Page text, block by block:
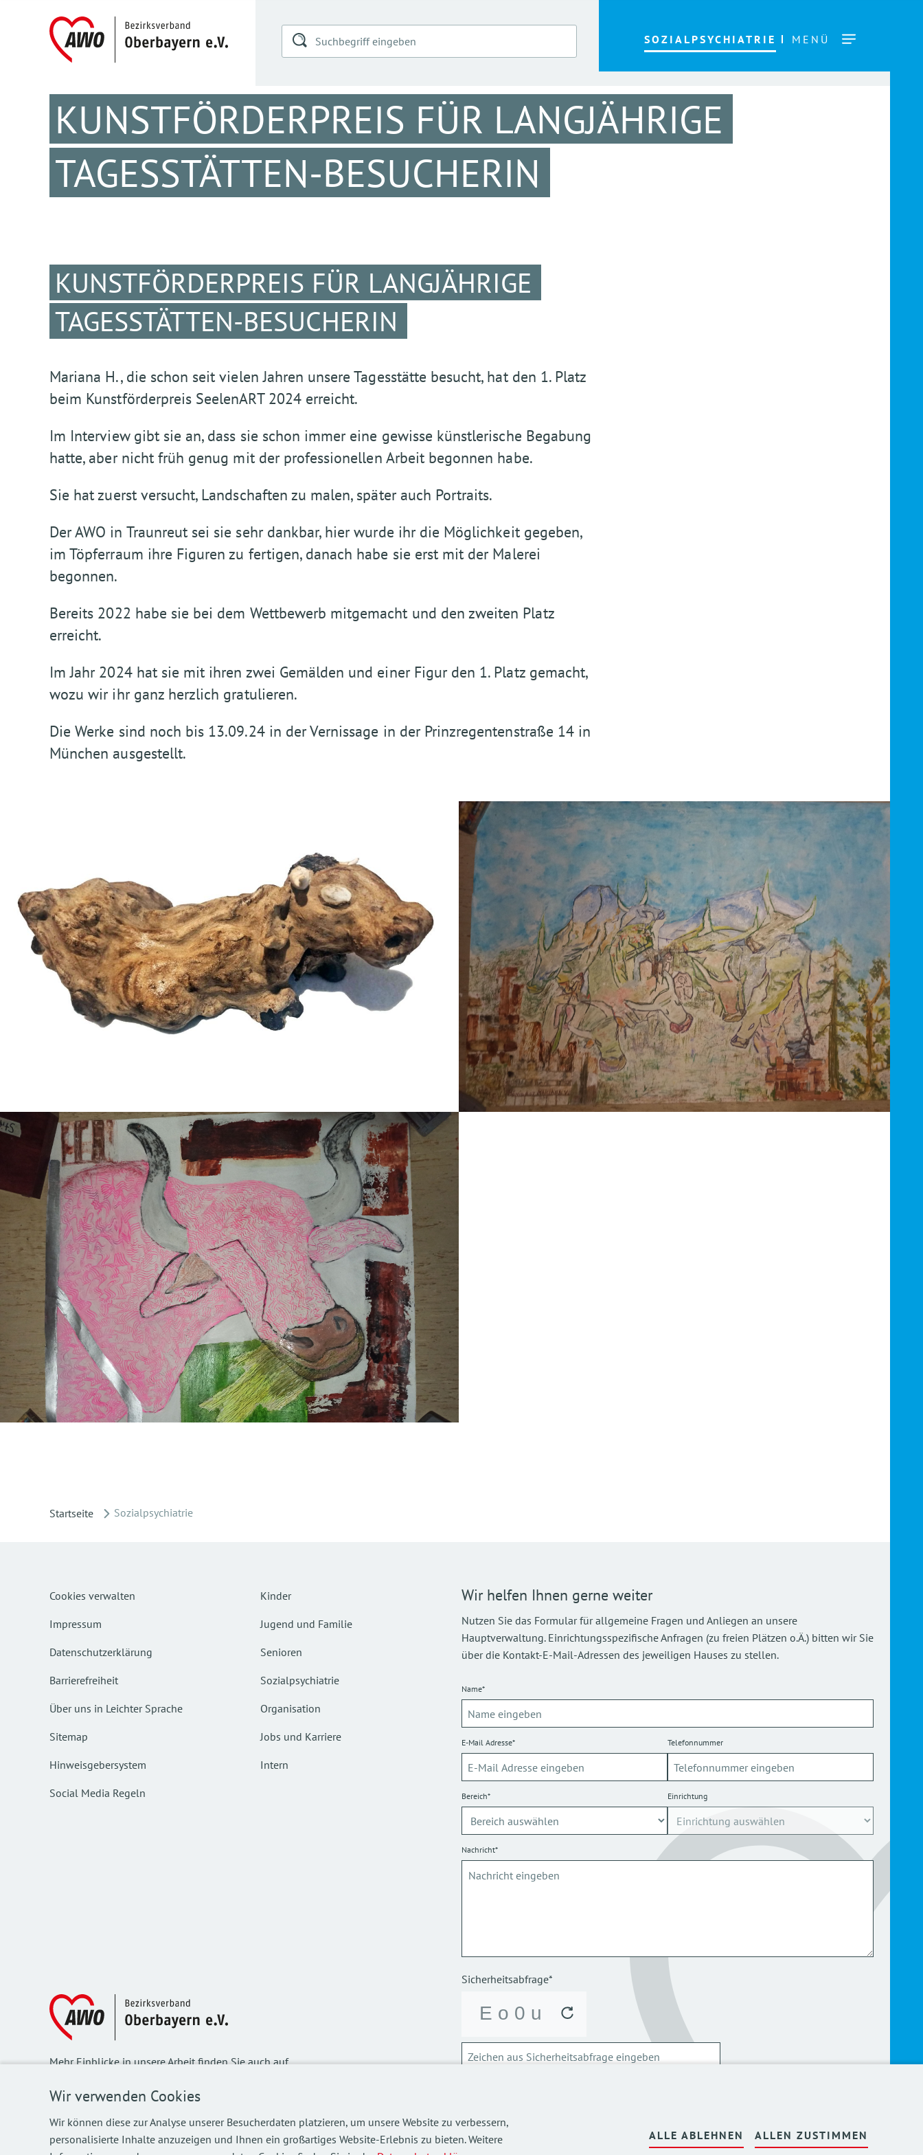
Wir verwenden Cookies
Wir können diese zur Analyse unserer Besucherdaten platzieren, um unsere Website zu verbessern,
personalisierte Inhalte anzuzeigen und Ihnen ein großartiges Website-Erlebnis zu bieten. Weitere
ALLE ABLEHNEN ALLEN ZUSTIMMEN
SOZIALPSYCHIATRIE MENÜ
KUNSTFÖRDERPREIS FÜR LANGJÄHRIGE
TAGESSTÄTTEN-BESUCHERIN
KUNSTFÖRDERPREIS FÜR LANGJÄHRIGE
TAGESSTÄTTEN-BESUCHERIN
Mariana H., die schon seit vielen Jahren unsere Tagesstätte besucht, hat den 1. Platz
beim Kunstförderpreis SeelenART 2024 erreicht.
Im Interview gibt sie an, dass sie schon immer eine gewisse künstlerische Begabung
hatte, aber nicht früh genug mit der professionellen Arbeit begonnen habe.
Sie hat zuerst versucht, Landschaften zu malen, später auch Portraits.
Der AWO in Traunreut sei sie sehr dankbar, hier wurde ihr die Möglichkeit gegeben,
im Töpferraum ihre Figuren zu fertigen, danach habe sie erst mit der Malerei
begonnen.
Bereits 2022 habe sie bei dem Wettbewerb mitgemacht und den zweiten Platz
erreicht.
Im Jahr 2024 hat sie mit ihren zwei Gemälden und einer Figur den 1. Platz gemacht,
wozu wir ihr ganz herzlich gratulieren.
Die Werke sind noch bis 13.09.24 in der Vernissage in der Prinzregentenstraße 14 in
München ausgestellt.
Startseite Sozialpsychiatrie
Cookies verwalten
Impressum
Datenschutzerklärung
Barrierefreiheit
Über uns in Leichter Sprache
Sitemap
Hinweisgebersystem
Social Media Regeln
Kinder
Jugend und Familie
Senioren
Sozialpsychiatrie
Organisation
Jobs und Karriere
Intern
Mehr Einblicke in unsere Arbeit finden Sie auch auf
©2026AWO Bezirksverband Oberbayern e.V.
Wir helfen Ihnen gerne weiter
Nutzen Sie das Formular für allgemeine Fragen und Anliegen an unsere
Hauptverwaltung. Einrichtungsspezifische Anfragen (zu freien Plätzen o.Ä.) bitten wir Sie
über die Kontakt-E-Mail-Adressen des jeweiligen Hauses zu stellen.
Name*
E-Mail Adresse* Telefonnummer
Bereich* Einrichtung
Nachricht*
Sicherheitsabfrage*
Über die Verarbeitung meiner personenbezogenen Daten kann ich mich
informieren.